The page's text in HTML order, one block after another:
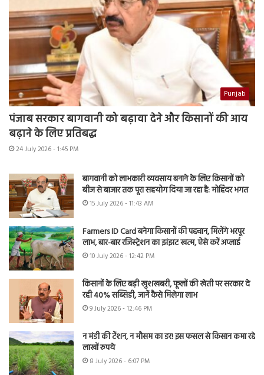
Punjab
पंजाब सरकार बागवानी को बढ़ावा देने और किसानों की आय
बढ़ाने के लिए प्रतिबद्ध
24 July 2026 - 1:45 PM
बागवानी को लाभकारी व्यवसाय बनाने के लिए किसानों को
बीज से बाजार तक पूरा सहयोग दिया जा रहा है: मोहिंदर भगत
15 July 2026 - 11:43 AM
Farmers ID Card बनेगा किसानों की पहचान, मिलेंगे भरपूर
लाभ, बार-बार रजिस्ट्रेशन का झंझट खत्म, ऐसे करें अप्लाई
10 July 2026 - 12:42 PM
किसानों के लिए बड़ी खुशखबरी, फूलों की खेती पर सरकार दे
रही 40% सब्सिडी, जानें कैसे मिलेगा लाभ
9 July 2026 - 12:46 PM
न मंडी की टेंशन, न मौसम का डर! इस फसल से किसान कमा रहे
लाखों रुपये
8 July 2026 - 6:07 PM